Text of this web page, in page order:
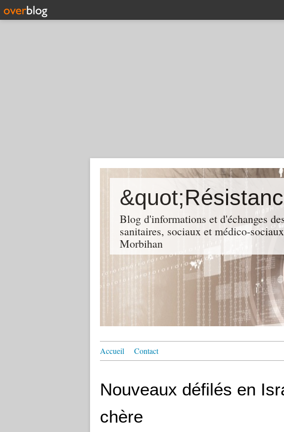
Blog d'informations et d'échanges
sanitaires, sociaux et médico-
Morbihan
Accueil Contact
Nouveaux défilés en
chère